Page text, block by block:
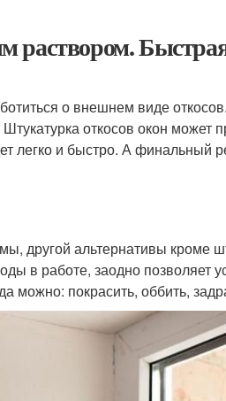
раствором.
о внешнем виде
откосов окон может
легко и быстро. А финальный
другой альтернативы кроме
в работе, заодно позволяет
можно: покрасить, оббить,